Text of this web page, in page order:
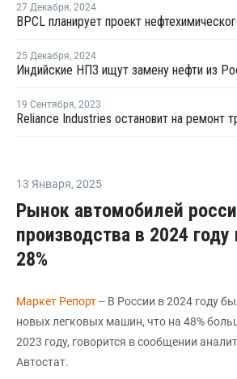
27 Декабря, 2024
25 Декабря, 2024
Индийские НПЗ ищут замену нефти из
19 Сентября, 2023
13 Января, 2025
Рынок автомобилей
производства в 2024
28%
Маркет Репорт-- В России в 2024 году
новых легковых машин, что на 48%
2023 году, говорится в сообщении
Автостат.